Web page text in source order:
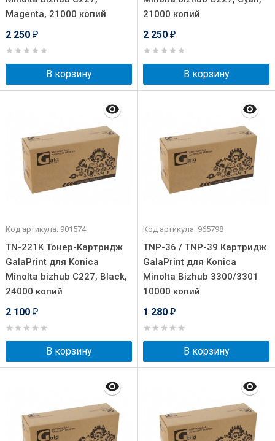
Magenta, 21000 копий
2 250 ₽
В корзину
21000 копий
2 250 ₽
В корзину
Код артикула: 901574
TN-221K Тонер-Картридж
GalaPrint для Konica
Minolta bizhub C227, Black,
24000 копий
2 100 ₽
В корзину
Код артикула: 965798
TNP-36 / TNP-39 Картридж
GalaPrint для Konica
Minolta Bizhub 3300/3301
10000 копий
1 280 ₽
В корзину